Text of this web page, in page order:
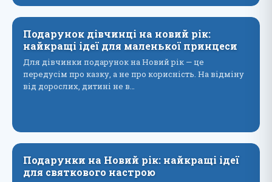
Подарунок дівчинці на новий рік:
найкращі ідеї для маленької принцеси
Для дівчинки подарунок на Новий рік — це
передусім про казку, а не про корисність. На відміну
від дорослих, дитині не в…
Подарунки на Новий рік: найкращі ідеї
для святкового настрою